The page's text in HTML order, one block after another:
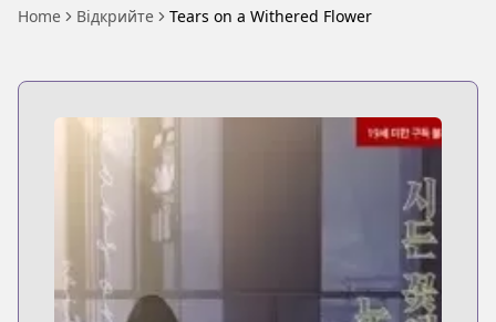
Home Відкрийте Tears on a Withered Flower